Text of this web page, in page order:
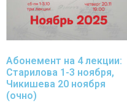
Абонемент на 4 лекции:
Старилова 1-3 ноября,
Чикишева 20 ноября
(очно)